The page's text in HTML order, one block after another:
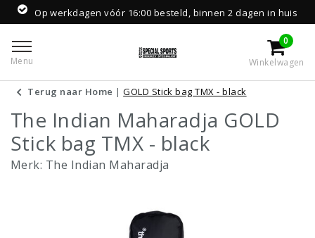
Op werkdagen vóór 16:00 besteld, binnen 2 dagen in huis
Menu
0
Winkelwagen
Terug naar Home |GOLD Stick bag TMX - black
The Indian Maharadja GOLD
Stick bag TMX - black
Merk: The Indian Maharadja